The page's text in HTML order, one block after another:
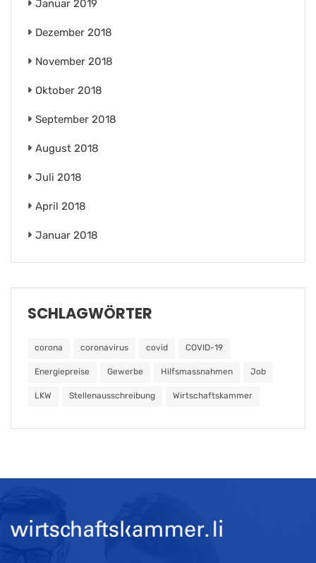
Januar 2019
Dezember 2018
November 2018
Oktober 2018
September 2018
August 2018
Juli 2018
April 2018
Januar 2018
SCHLAGWÖRTER
corona coronavirus covid COVID-19
Energiepreise Gewerbe Hilfsmassnahmen Job
LKW Stellenausschreibung Wirtschaftskammer